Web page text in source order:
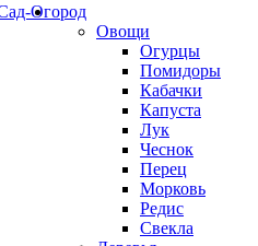
Огород
Овощи
Огурцы
Помидоры
Кабачки
Капуста
Лук
Чеснок
Перец
Морковь
Редис
Свекла